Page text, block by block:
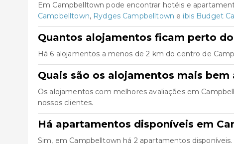
Em Campbelltown pode encontrar hotéis e
Campbelltown, Rydges Campbelltown e ibis Budget
Quantos alojamentos ficam perto
Há 6 alojamentos a menos de 2 km do centro de
Quais são os alojamentos mais
Os alojamentos com melhores avaliações em
nossos clientes.
Há apartamentos disponíveis em
Sim, em Campbelltown há 2 apartamentos